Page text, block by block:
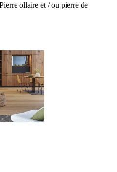
ollaire et / ou pierre de